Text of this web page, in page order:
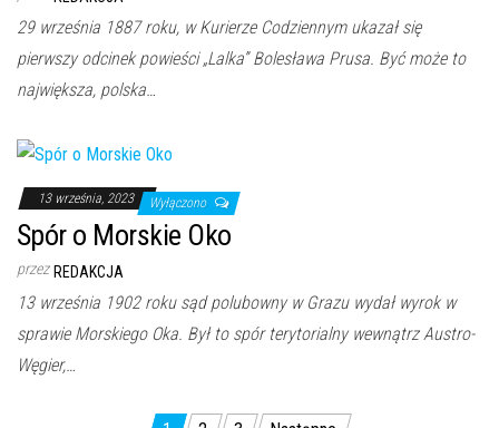
29 września 1887 roku, w Kurierze Codziennym ukazał się
pierwszy odcinek powieści „Lalka” Bolesława Prusa. Być może to
największa, polska…
13 września, 2023 Wyłączono
Spór o Morskie Oko
przez REDAKCJA
13 września 1902 roku sąd polubowny w Grazu wydał wyrok w
sprawie Morskiego Oka. Był to spór terytorialny wewnątrz Austro-
Węgier,…